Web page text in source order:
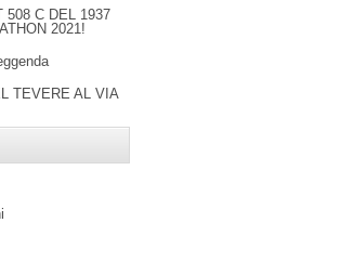
508 C DEL 1937
2021!
TEVERE AL VIA